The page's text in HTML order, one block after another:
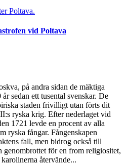
vid Poltava
på andra sidan de mäktiga
sedan ett tusental svenskar. De
staden frivilligt utan förts dit
ryska krig. Efter nederlaget vid
1721 levde en procent av alla
ryska fångar. Fångenskapen
fall, men bidrog också till
genombrottet för en from religiositet,
återvände...